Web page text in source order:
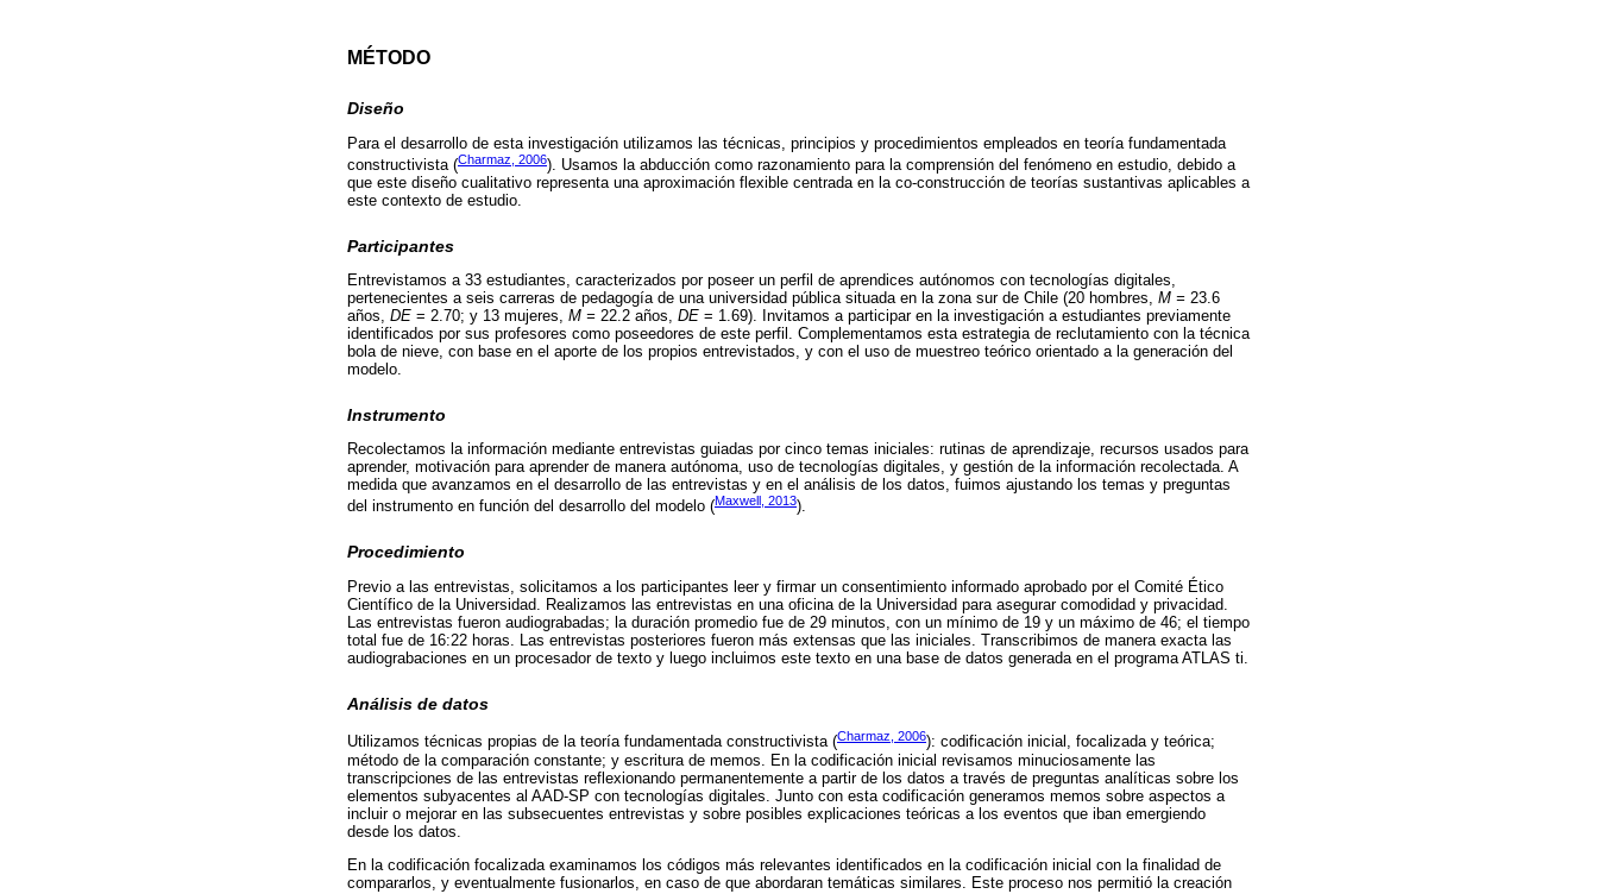
MÉTODO
Diseño
Para el desarrollo de esta investigación utilizamos las técnicas, principios y procedimientos empleados en teoría fundamentada
constructivista (Charmaz, 2006). Usamos la abducción como razonamiento para la comprensión del fenómeno en estudio, debido a
que este diseño cualitativo representa una aproximación flexible centrada en la co-construcción de teorías sustantivas aplicables a
este contexto de estudio.
Participantes
Entrevistamos a 33 estudiantes, caracterizados por poseer un perfil de aprendices autónomos con tecnologías digitales,
pertenecientes a seis carreras de pedagogía de una universidad pública situada en la zona sur de Chile (20 hombres, M = 23.6
años, DE = 2.70; y 13 mujeres, M = 22.2 años, DE = 1.69). Invitamos a participar en la investigación a estudiantes previamente
identificados por sus profesores como poseedores de este perfil. Complementamos esta estrategia de reclutamiento con la técnica
bola de nieve, con base en el aporte de los propios entrevistados, y con el uso de muestreo teórico orientado a la generación del
modelo.
Instrumento
Recolectamos la información mediante entrevistas guiadas por cinco temas iniciales: rutinas de aprendizaje, recursos usados para
aprender, motivación para aprender de manera autónoma, uso de tecnologías digitales, y gestión de la información recolectada. A
medida que avanzamos en el desarrollo de las entrevistas y en el análisis de los datos, fuimos ajustando los temas y preguntas
del instrumento en función del desarrollo del modelo (Maxwell, 2013).
Procedimiento
Previo a las entrevistas, solicitamos a los participantes leer y firmar un consentimiento informado aprobado por el Comité Ético
Científico de la Universidad. Realizamos las entrevistas en una oficina de la Universidad para asegurar comodidad y privacidad.
Las entrevistas fueron audiograbadas; la duración promedio fue de 29 minutos, con un mínimo de 19 y un máximo de 46; el tiempo
total fue de 16:22 horas. Las entrevistas posteriores fueron más extensas que las iniciales. Transcribimos de manera exacta las
audiograbaciones en un procesador de texto y luego incluimos este texto en una base de datos generada en el programa ATLAS ti.
Análisis de datos
Utilizamos técnicas propias de la teoría fundamentada constructivista (Charmaz, 2006): codificación inicial, focalizada y teórica;
método de la comparación constante; y escritura de memos. En la codificación inicial revisamos minuciosamente las
transcripciones de las entrevistas reflexionando permanentemente a partir de los datos a través de preguntas analíticas sobre los
elementos subyacentes al AAD-SP con tecnologías digitales. Junto con esta codificación generamos memos sobre aspectos a
incluir o mejorar en las subsecuentes entrevistas y sobre posibles explicaciones teóricas a los eventos que iban emergiendo
desde los datos.
En la codificación focalizada examinamos los códigos más relevantes identificados en la codificación inicial con la finalidad de
compararlos, y eventualmente fusionarlos, en caso de que abordaran temáticas similares. Este proceso nos permitió la creación